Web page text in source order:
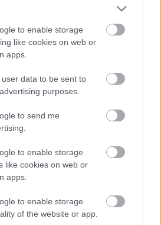
to enable storage
like cookies on web or
apps.
data to be sent to
purposes.
to send me
to enable storage
like cookies on web or
apps.
to enable storage
of the website or app.
még kép!